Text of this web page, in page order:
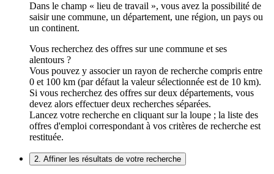
Dans le champ « lieu de travail », vous avez la possibilité de
saisir une commune, un département, une région, un pays ou
un continent.
Vous recherchez des offres sur une commune et ses
alentours ?
Vous pouvez y associer un rayon de recherche compris entre
0 et 100 km (par défaut la valeur sélectionnée est de 10 km).
Si vous recherchez des offres sur deux départements, vous
devez alors effectuer deux recherches séparées.
Lancez votre recherche en cliquant sur la loupe ; la liste des
offres d'emploi correspondant à vos critères de recherche est
restituée.
2. Affiner les résultats de votre recherche